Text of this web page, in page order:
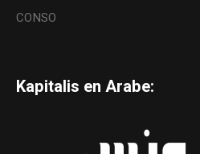
CONSO
Kapitalis en Arabe: